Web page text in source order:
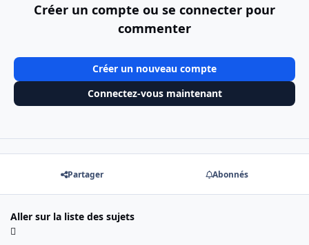
Créer un compte ou se connecter pour
commenter
Créer un nouveau compte
Connectez-vous maintenant
Partager Abonnés
Aller sur la liste des sujets